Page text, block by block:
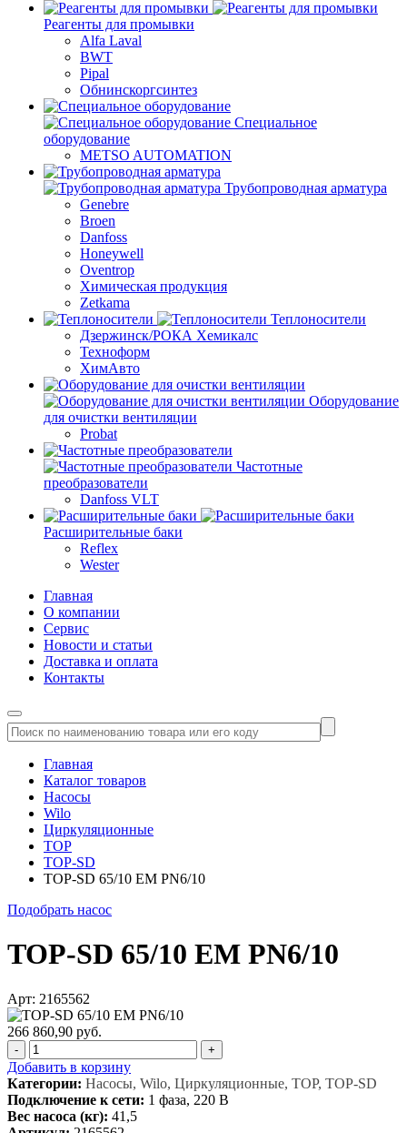
Реагенты для промывки
Alfa Laval
BWT
Pipal
Обнинскоргсинтез
Специальное
оборудование
METSO AUTOMATION
Трубопроводная арматура
Genebre
Broen
Danfoss
Honeywell
Oventrop
Химическая продукция
Zetkama
Теплоносители
Дзержинск/РОКА Хемикалс
Техноформ
ХимАвто
Оборудование
для очистки вентиляции
Probat
Частотные
преобразователи
Danfoss VLT
Расширительные баки
Reflex
Wester
Главная
О компании
Сервис
Новости и статьи
Доставка и оплата
Контакты
Главная
Каталог товаров
Насосы
Wilo
Циркуляционные
TOP
TOP-SD
TOP-SD 65/10 EM PN6/10
Подобрать насос
TOP-SD 65/10 EM PN6/10
Арт: 2165562
266 860,90 руб.
- +
Добавить в корзину
Категории: Насосы, Wilo, Циркуляционные, TOP, TOP-SD
Подключение к сети: 1 фаза, 220 В
Вес насоса (кг): 41,5